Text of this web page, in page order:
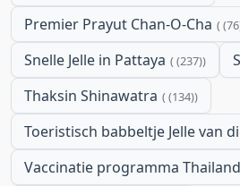
Premier Prayut Chan-O-Cha
Snelle Jelle in Pattaya (237)
Thaksin Shinawatra (134)
Toeristisch babbeltje Jelle van
Vaccinatie programma Thailand